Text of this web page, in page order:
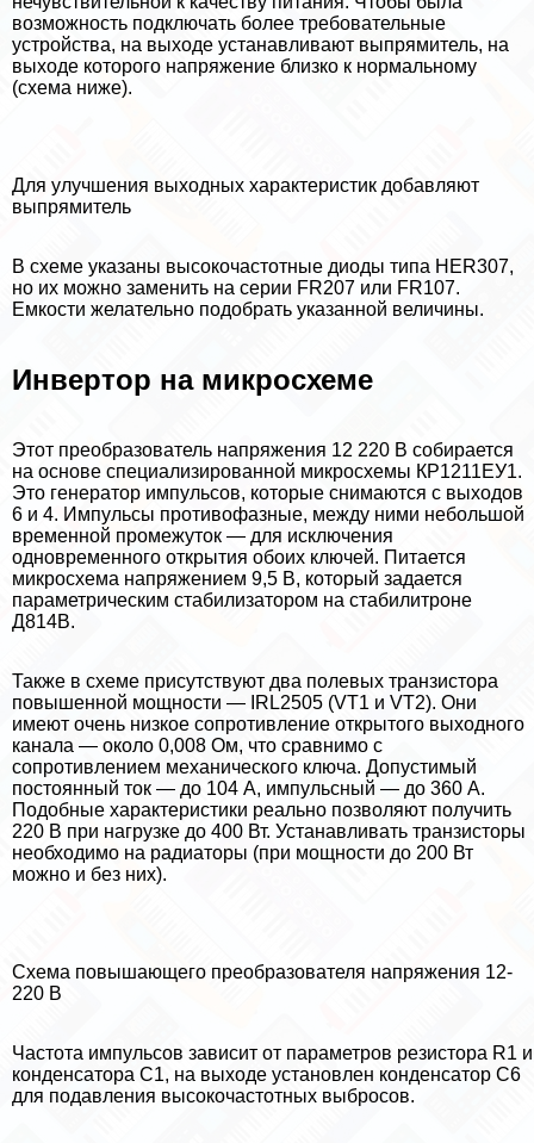
возможность подключать более требовательные
устройства, на выходе устанавливают выпрямитель, на
выходе которого напряжение близко к нормальному
(схема ниже).
Для улучшения выходных хаpaктеристик добавляют
выпрямитель
В схеме указаны высокочастотные диоды типа HER307,
но их можно заменить на серии FR207 или FR107.
Емкости желательно подобрать указанной величины.
Инвертор на микросхеме
Этот преобразователь напряжения 12 220 В собирается
на основе специализированной микросхемы КР1211ЕУ1.
Это генератор импульсов, которые снимаются с выходов
6 и 4. Импульсы противофазные, между ними небольшой
временной промежуток — для исключения
одновременного открытия обоих ключей. Питается
микросхема напряжением 9,5 В, который задается
параметрическим стабилизатором на стабилитроне
Д814В.
Также в схеме присутствуют два полевых транзистора
повышенной мощности — IRL2505 (VT1 и VT2). Они
имеют очень низкое сопротивление открытого выходного
канала — около 0,008 Ом, что сравнимо с
сопротивлением механического ключа. Допустимый
постоянный ток — до 104 А, импульсный — до 360 А.
Подобные хаpaктеристики реально позволяют получить
220 В при нагрузке до 400 Вт. Устанавливать транзисторы
необходимо на радиаторы (при мощности до 200 Вт
можно и без них).
Схема повышающего преобразователя напряжения 12-
220 В
Частота импульсов зависит от параметров резистора R1 и
конденсатора C1, на выходе установлен конденсатор C6
для подавления высокочастотных выбросов.